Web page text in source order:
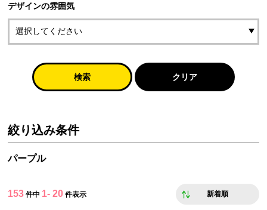
デザインの雰囲気
検索 クリア
絞り込み条件
パープル
153 件中 1- 20 件表示 新着順